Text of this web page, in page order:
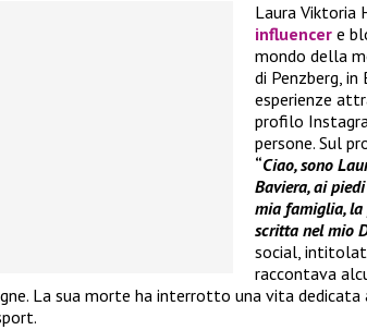
Laura Viktoria
influencer e
mondo della
di Penzberg,
esperienze
profilo
persone. Sul
“Ciao, sono
Baviera, ai
mia famiglia, la
scritta nel mio
social,
raccontava
La sua morte ha interrotto una vita dedicata